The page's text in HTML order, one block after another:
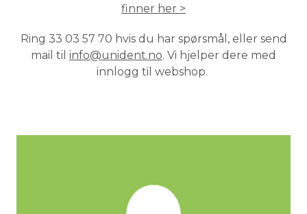
finner her >
Ring 33 03 57 70 hvis du har spørsmål, eller send
mail til info@unident.no. Vi hjelper dere med
innlogg til webshop.